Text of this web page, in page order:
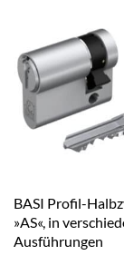
BASI Profil-
»AS«, in
Ausführungen